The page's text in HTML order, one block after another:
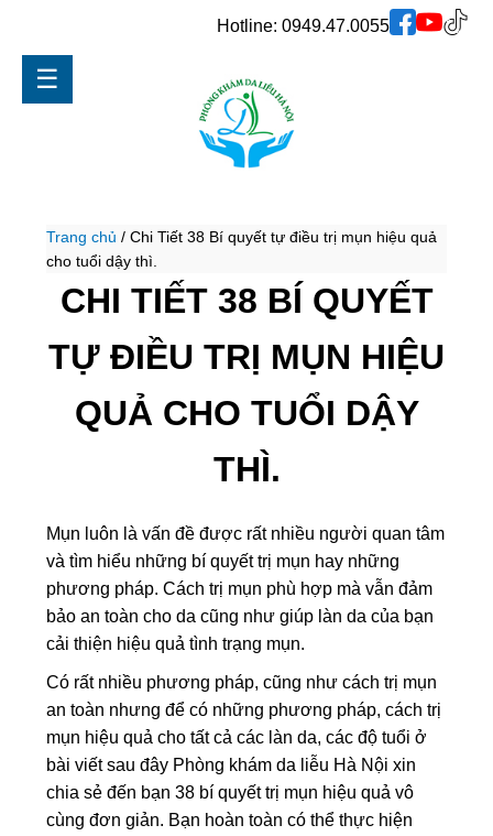
Hotline: 0949.47.0055
☰
Trang chủ /Chi Tiết 38 Bí quyết tự điều trị mụn hiệu quả
cho tuổi dậy thì.
CHI TIẾT 38 BÍ QUYẾT
TỰ ĐIỀU TRỊ MỤN HIỆU
QUẢ CHO TUỔI DẬY
THÌ.
Mụn luôn là vấn đề được rất nhiều người quan tâm
và tìm hiểu những bí quyết trị mụn hay những
phương pháp. Cách trị mụn phù hợp mà vẫn đảm
bảo an toàn cho da cũng như giúp làn da của bạn
cải thiện hiệu quả tình trạng mụn.
Có rất nhiều phương pháp, cũng như cách trị mụn
an toàn nhưng để có những phương pháp, cách trị
mụn hiệu quả cho tất cả các làn da, các độ tuổi ở
bài viết sau đây Phòng khám da liễu Hà Nội xin
chia sẻ đến bạn 38 bí quyết trị mụn hiệu quả vô
cùng đơn giản. Bạn hoàn toàn có thể thực hiện